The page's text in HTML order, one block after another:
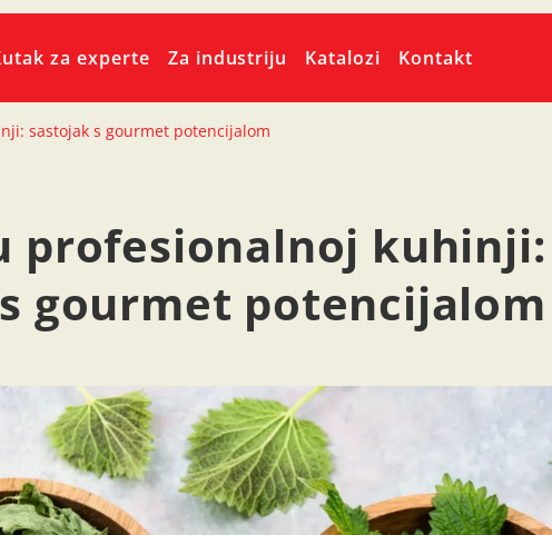
za experte Za industriju Katalozi Kontakt
sastojak s gourmet potencijalom
profesionalnoj kuhinji:
gourmet potencijalom